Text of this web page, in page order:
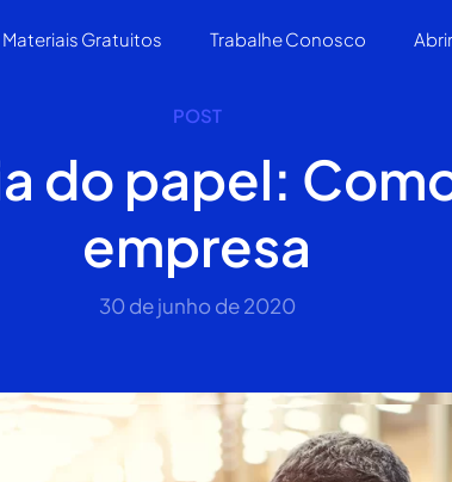
Materiais Gratuitos Trabalhe Conosco
POST
do papel:
empresa
30 de junho de 2020